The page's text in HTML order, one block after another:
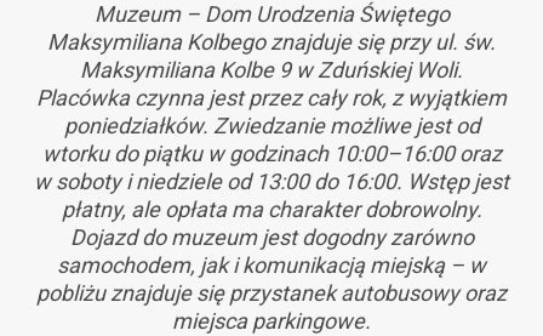
Muzeum – Dom Urodzenia Świętego
Maksymiliana Kolbego znajduje się przy ul. św.
Maksymiliana Kolbe 9 w Zduńskiej Woli.
Placówka czynna jest przez cały rok, z wyjątkiem
poniedziałków. Zwiedzanie możliwe jest od
wtorku do piątku w godzinach 10:00–16:00 oraz
w soboty i niedziele od 13:00 do 16:00. Wstęp jest
płatny, ale opłata ma charakter dobrowolny.
Dojazd do muzeum jest dogodny zarówno
samochodem, jak i komunikacją miejską – w
pobliżu znajduje się przystanek autobusowy oraz
miejsca parkingowe.